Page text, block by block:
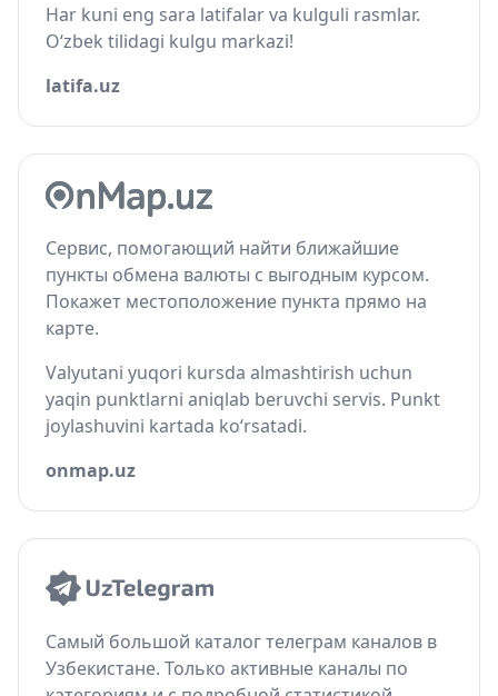
Har kuni eng sara latifalar va kulguli rasmlar.
O‘zbek tilidagi kulgu markazi!
latifa.uz
Сервис, помогающий найти ближайшие
пункты обмена валюты с выгодным курсом.
Покажет местоположение пункта прямо на
карте.
Valyutani yuqori kursda almashtirish uchun
yaqin punktlarni aniqlab beruvchi servis. Punkt
joylashuvini kartada ko‘rsatadi.
onmap.uz
Самый большой каталог телеграм каналов в
Узбекистане. Только активные каналы по